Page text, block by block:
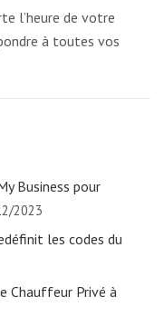
l’heure de votre
à toutes vos
Business pour
2023
les codes du
Chauffeur Privé à